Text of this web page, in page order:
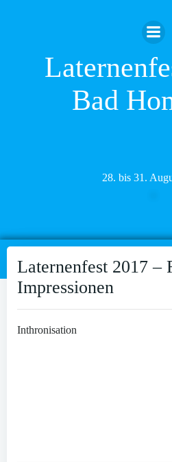
Inhalt
Bad
28. bis 31.
Laternenfest 2017 –
Impressionen
Inthronisation